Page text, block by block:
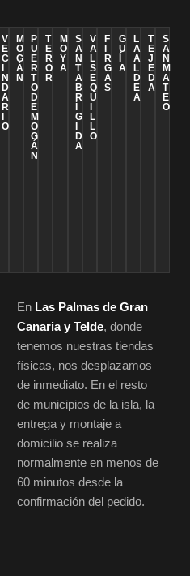
V
E
C
I
N
D
A
R
I
O
M
O
G
Á
N
P
U
E
R
T
O
D
E
M
O
G
Á
N
T
E
R
O
R
M
O
Y
A
S
A
N
T
A
B
R
Í
G
I
D
A
V
A
L
S
E
Q
U
I
L
L
O
F
I
R
G
A
S
G
U
Í
A
L
A
A
L
D
E
A
T
E
J
E
D
A
S
A
N
M
A
T
E
O
En Las Palmas de Gran
Canaria y Telde, donde
tenemos nuestras tiendas
físicas, nos desplazamos
de inmediato. En el resto
de municipios de la isla, la
entrega y montaje a
domicilio se realiza
normalmente en menos de
60 minutos desde la
confirmación del pedido.